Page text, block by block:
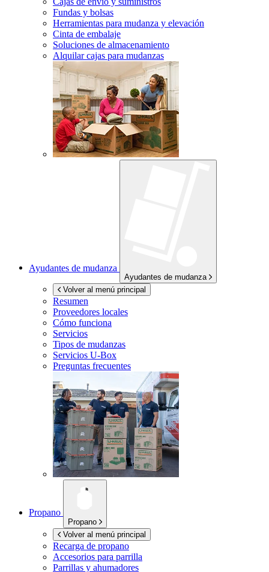
Fundas y bolsas
Herramientas para mudanza y elevación
Cinta de embalaje
Soluciones de almacenamiento
Alquilar cajas para mudanzas
Ayudantes de mudanza
Ayudantes de mudanza
Volver al menú principal
Resumen
Proveedores locales
Cómo funciona
Servicios
Tipos de mudanzas
Servicios U-Box
Preguntas frecuentes
Propano
Propano
Volver al menú principal
Recarga de propano
Accesorios para parrilla
Parrillas y ahumadores